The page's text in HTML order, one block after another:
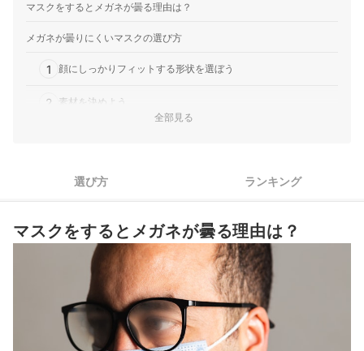
マスクをするとメガネが曇る理由は？
メガネが曇りにくいマスクの選び方
1 顔にしっかりフィットする形状を選ぼう
2 素材を決めよう
メガネが曇りにくいマスク全42商品おすすめ人気ランキング
マスクは素材と距離感で効果に差が出る！
シーンに合わせて便利なマスクを選択しよう
メガネが曇りにくいマスクの売れ筋ランキングもチェック！
全部見る
選び方 ランキング
マスクをするとメガネが曇る理由は？